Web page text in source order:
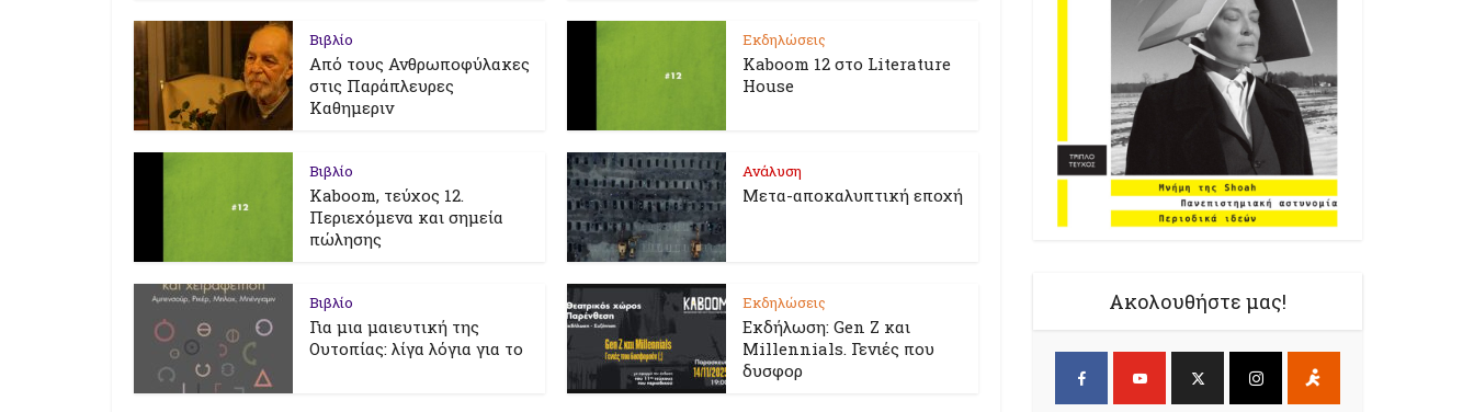
Βιβλίο
Από τους Ανθρωποφύλακες
στις Παράπλευρες
Καθημεριν
Εκδηλώσεις
Kaboom 12 στο Literature
House
Βιβλίο
Kaboom, τεύχος 12.
Περιεχόμενα και σημεία
πώλησης
Ανάλυση
Μετα-αποκαλυπτική εποχή
Βιβλίο
Για μια μαιευτική της
Ουτοπίας: λίγα λόγια για το
Εκδηλώσεις
Εκδήλωση: Gen Z και
Millennials. Γενιές που
δυσφορ
Ακολουθήστε μας!